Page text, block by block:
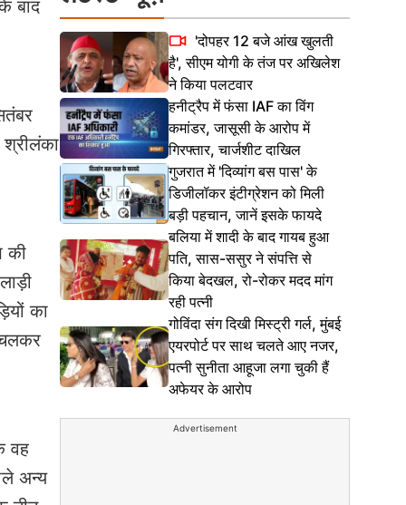
बाद
श्रीलंका
की
का
वह
अन्य
'दोपहर 12 बजे आंख खुलती
है', सीएम योगी के तंज पर अखिलेश
ने किया पलटवार
हनीट्रैप में फंसा IAF का विंग
कमांडर, जासूसी के आरोप में
गिरफ्तार, चार्जशीट दाखिल
गुजरात में 'दिव्यांग बस पास' के
डिजीलॉकर इंटीग्रेशन को मिली
बड़ी पहचान, जानें इसके फायदे
बलिया में शादी के बाद गायब हुआ
पति, सास-ससुर ने संपत्ति से
किया बेदखल, रो-रोकर मदद मांग
रही पत्नी
गोविंदा संग दिखी मिस्ट्री गर्ल, मुंबई
एयरपोर्ट पर साथ चलते आए नजर,
पत्नी सुनीता आहूजा लगा चुकी हैं
अफेयर के आरोप
Advertisement